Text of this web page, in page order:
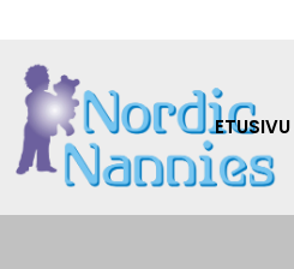
ETUSIVU